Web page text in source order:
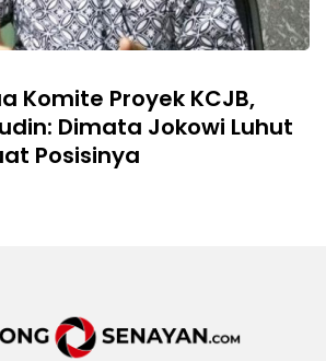
Komite Proyek KCJB,
Dimata Jokowi Luhut
Posisinya